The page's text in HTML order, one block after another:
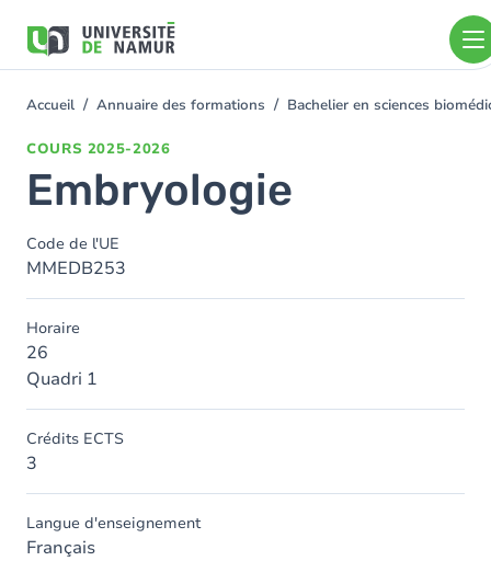
contenu
You
Accueil Annuaire des formations Bachelier en sciences
COURS 2025-2026
Embryologie
Code de l'UE
MMEDB253
Horaire
26
Quadri 1
Crédits ECTS
3
Langue d'enseignement
Français